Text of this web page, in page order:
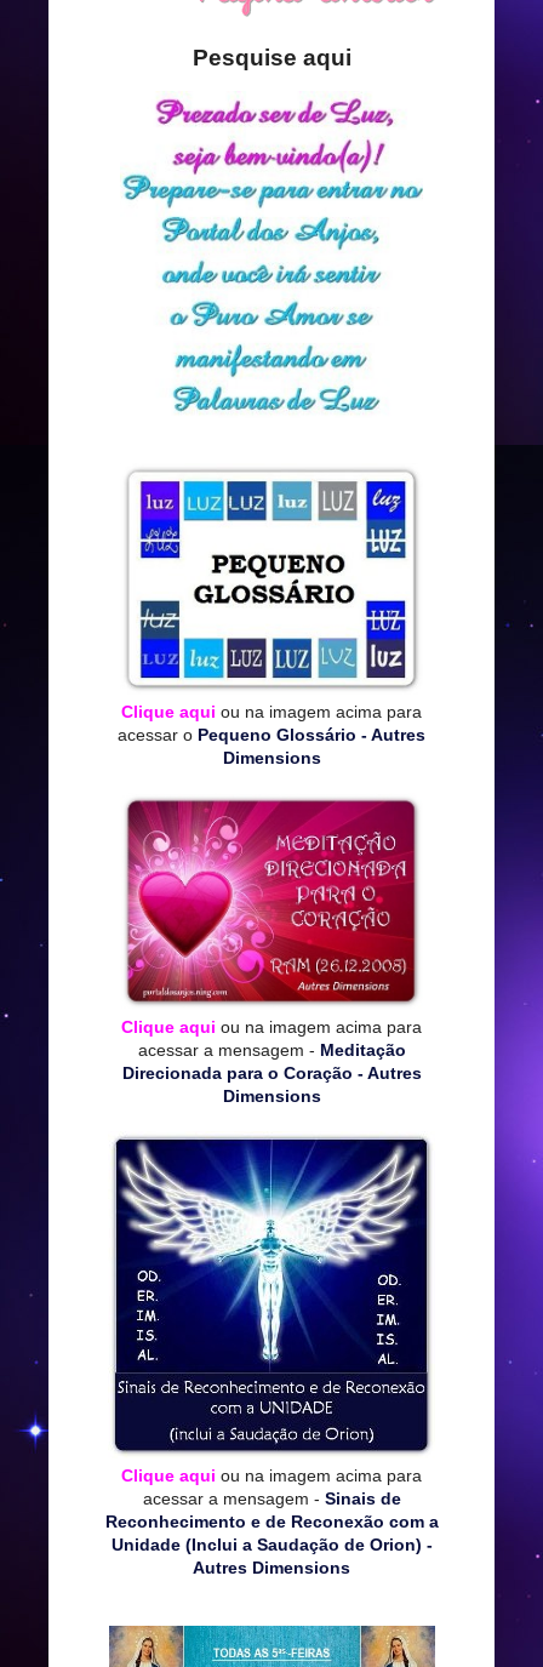
Pesquise aqui
Clique aqui ou na imagem acima para
acessar o Pequeno Glossário - Autres
Dimensions
Clique aqui ou na imagem acima para
acessar a mensagem - Meditação
Direcionada para o Coração - Autres
Dimensions
Clique aqui ou na imagem acima para
acessar a mensagem - Sinais de
Reconhecimento e de Reconexão com a
Unidade (Inclui a Saudação de Orion) -
Autres Dimensions